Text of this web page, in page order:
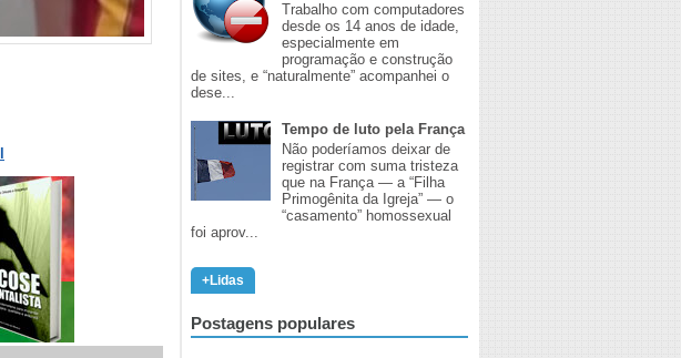
Trabalho com computadores
desde os 14 anos de idade,
especialmente em
programação e construção
de sites, e “naturalmente” acompanhei o
dese...
Tempo de luto pela França
Não poderíamos deixar de
registrar com suma tristeza
que na França — a “Filha
Primogênita da Igreja” — o
“casamento” homossexual
foi aprov...
+Lidas
Postagens populares